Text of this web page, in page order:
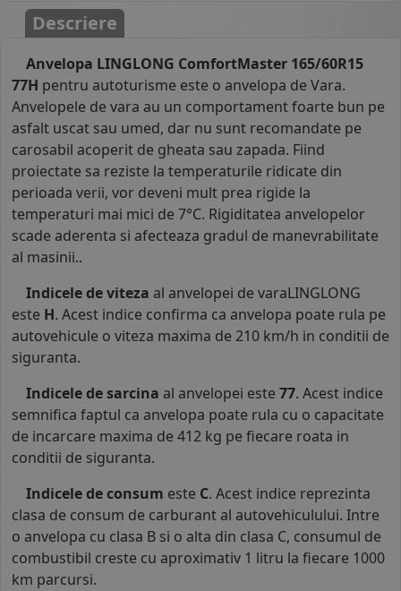
Descriere
Anvelopa LINGLONG ComfortMaster 165/60R15
77H pentru autoturisme este o anvelopa de Vara.
Anvelopele de vara au un comportament foarte bun pe
asfalt uscat sau umed, dar nu sunt recomandate pe
carosabil acoperit de gheata sau zapada. Fiind
proiectate sa reziste la temperaturile ridicate din
perioada verii, vor deveni mult prea rigide la
temperaturi mai mici de 7°C. Rigiditatea anvelopelor
scade aderenta si afecteaza gradul de manevrabilitate
al masinii..
Indicele de viteza al anvelopei de varaLINGLONG
este H. Acest indice confirma ca anvelopa poate rula pe
autovehicule o viteza maxima de 210 km/h in conditii de
siguranta.
Indicele de sarcina al anvelopei este 77. Acest indice
semnifica faptul ca anvelopa poate rula cu o capacitate
de incarcare maxima de 412 kg pe fiecare roata in
conditii de siguranta.
Indicele de consum este C. Acest indice reprezinta
clasa de consum de carburant al autovehiculului. Intre
o anvelopa cu clasa B si o alta din clasa C, consumul de
combustibil creste cu aproximativ 1 litru la fiecare 1000
km parcursi.